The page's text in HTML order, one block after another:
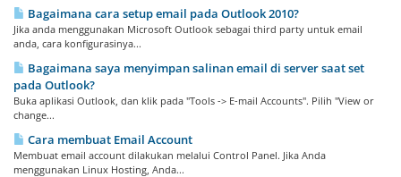
Bagaimana cara setup email pada Outlook 2010?
Jika anda menggunakan Microsoft Outlook sebagai third party untuk email
anda, cara konfigurasinya...
Bagaimana saya menyimpan salinan email di server saat set
pada Outlook?
Buka aplikasi Outlook, dan klik pada "Tools -> E-mail Accounts". Pilih "View or
change...
Cara membuat Email Account
Membuat email account dilakukan melalui Control Panel. Jika Anda
menggunakan Linux Hosting, Anda...